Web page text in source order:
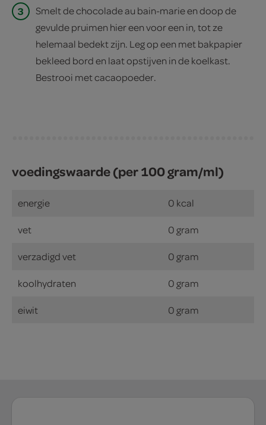
3
Smelt de chocolade au bain-marie en doop de
gevulde pruimen hier een voor een in, tot ze
helemaal bedekt zijn. Leg op een met bakpapier
bekleed bord en laat opstijven in de koelkast.
Bestrooi met cacaopoeder.
voedingswaarde (per 100 gram/ml)
energie 0 kcal
vet 0 gram
verzadigd vet 0 gram
koolhydraten 0 gram
eiwit 0 gram